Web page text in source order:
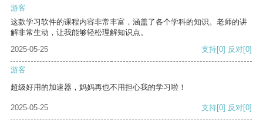
游客
这款学习软件的课程内容非常丰富，涵盖了各个学科的知识。老师的讲
解非常生动，让我能够轻松理解知识点。
2025-05-25
支持[0] 反对[0]
游客
超级好用的加速器，妈妈再也不用担心我的学习啦！
2025-05-25 支持[0] 反对[0]